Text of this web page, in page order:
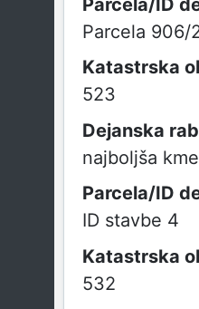
Parcela 906/
523
najboljša
ID stavbe 4
532